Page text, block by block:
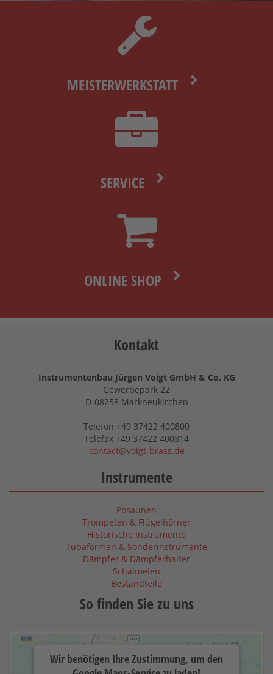
MEISTERWERKSTATT
SERVICE
ONLINE SHOP
Kontakt
Instrumentenbau Jürgen Voigt GmbH & Co. KG
Gewerbepark 22
D-08258 Markneukirchen
Telefon +49 37422 400800
Telefax +49 37422 400814
contact@voigt-brass.de
Instrumente
Posaunen
Trompeten & Flügelhörner
Historische Instrumente
Tubaformen & Sonderinstrumente
Dämpfer & Dämpferhalter
Schalmeien
Bestandteile
So finden Sie zu uns
Wir benötigen Ihre Zustimmung, um den